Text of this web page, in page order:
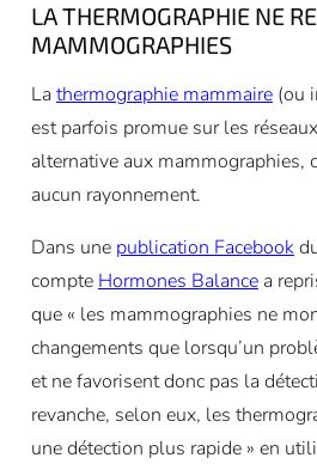
LA THERMOGRAPHIE NE
MAMMOGRAPHIES
La thermographie mammaire(ou
est parfois promue sur les
alternative aux mammographies,
aucun rayonnement.
Dans une publication Facebook
compte Hormones Balancea
que « les mammographies ne
changements que lorsqu’un
et ne favorisent donc pas la
revanche, selon eux, les
une détection plus rapide » en